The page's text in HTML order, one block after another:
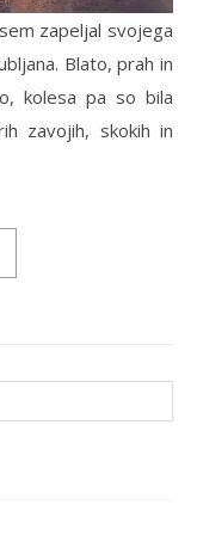
zapeljal svojega
Blato, prah in
kolesa pa so bila
zavojih, skokih in